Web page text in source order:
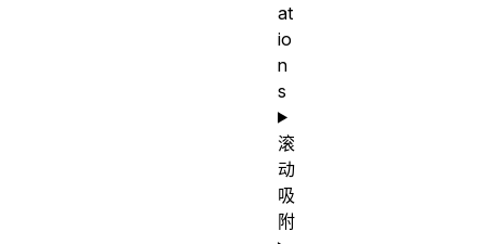
at
io
n
s
滚
动
吸
附